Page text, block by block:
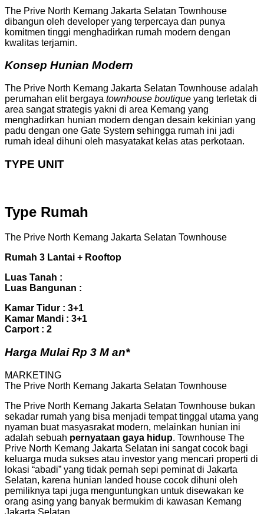
The Prive North Kemang Jakarta Selatan Townhouse
dibangun oleh developer yang terpercaya dan punya
komitmen tinggi menghadirkan rumah modern dengan
kwalitas terjamin.
Konsep Hunian Modern
The Prive North Kemang Jakarta Selatan Townhouse adalah
perumahan elit bergaya townhouse boutique yang terletak di
area sangat strategis yakni di area Kemang yang
menghadirkan hunian modern dengan desain kekinian yang
padu dengan one Gate System sehingga rumah ini jadi
rumah ideal dihuni oleh masyatakat kelas atas perkotaan.
TYPE UNIT
Type Rumah
The Prive North Kemang Jakarta Selatan Townhouse
Rumah 3 Lantai + Rooftop
Luas Tanah :
Luas Bangunan :
Kamar Tidur : 3+1
Kamar Mandi : 3+1
Carport : 2
Harga Mulai Rp 3 M an*
MARKETING
The Prive North Kemang Jakarta Selatan Townhouse
The Prive North Kemang Jakarta Selatan Townhouse bukan
sekadar rumah yang bisa menjadi tempat tinggal utama yang
nyaman buat masyasrakat modern, melainkan hunian ini
adalah sebuah pernyataan gaya hidup. Townhouse The
Prive North Kemang Jakarta Selatan ini sangat cocok bagi
keluarga muda sukses atau investor yang mencari properti di
lokasi “abadi” yang tidak pernah sepi peminat di Jakarta
Selatan, karena hunian landed house cocok dihuni oleh
pemiliknya tapi juga menguntungkan untuk disewakan ke
orang asing yang banyak bermukim di kawasan Kemang
Jakarta Selatan